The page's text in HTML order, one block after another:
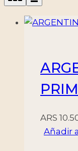
ARS
Añadir